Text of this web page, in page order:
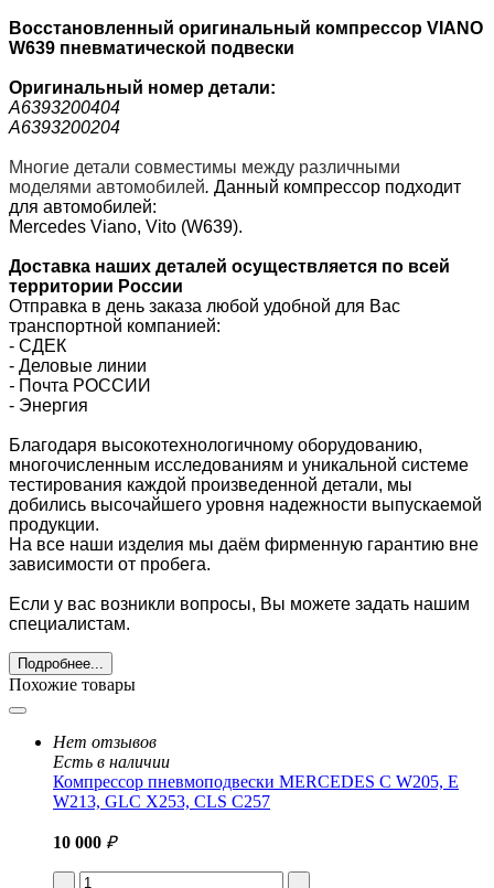
Восстановленный оригинальный компрессор VIANO
W639 пневматической подвески
Оригинальный номер детали:
A6393200404
A6393200204
Многие детали совместимы между различными
моделями автомобилей. Данный компрессор подходит
для автомобилей:
Mercedes Viano, Vito (W639).
Доставка наших деталей осуществляется по всей
территории России
Отправка в день заказа любой удобной для Вас
транспортной компанией:
- СДЕК
- Деловые линии
- Почта РОССИИ
- Энергия
Благодаря высокотехнологичному оборудованию,
многочисленным исследованиям и уникальной системе
тестирования каждой произведенной детали, мы
добились высочайшего уровня надежности выпускаемой
продукции.
На все наши изделия мы даём фирменную гарантию вне
зависимости от пробега.
Если у вас возникли вопросы, Вы можете задать нашим
специалистам.
Подробнее...
Похожие товары
Нет отзывов
Есть в наличии
Компрессор пневмоподвески MERCEDES C W205, E
W213, GLC X253, CLS C257
10 000 ₽